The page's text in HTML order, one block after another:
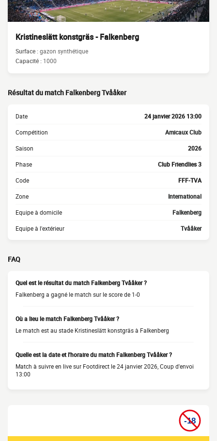
Kristineslätt konstgräs - Falkenberg
Surface :gazon synthétique
Capacité : 1000
Résultat du match Falkenberg Tvååker
Date 24 janvier 2026 13:00
Compétition Amicaux Club
Saison 2026
Phase Club Friendlies 3
Code FFF-TVA
Zone International
Equipe à domicile Falkenberg
Equipe à l'extérieur Tvååker
FAQ
Quel est le résultat du match Falkenberg Tvååker ?
Falkenberg a gagné le match sur le score de 1-0
Où a lieu le match Falkenberg Tvååker ?
Le match est au stade Kristineslätt konstgräs à Falkenberg
Quelle est la date et l'horaire du match Falkenberg Tvååker ?
Match à suivre en live sur Footdirect le 24 janvier 2026, Coup d'envoi
13:00